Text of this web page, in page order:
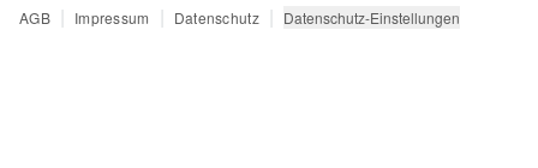
SENDUNGSVERFOLGUNG
PAYPAL
AGB | Impressum | Datenschutz | Datenschutz-Einstellungen